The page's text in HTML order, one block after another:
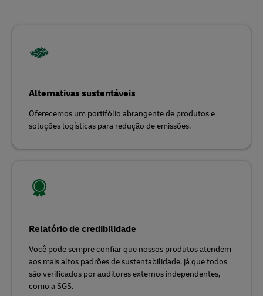
Alternativas sustentáveis
Oferecemos um portifólio abrangente de produtos e
soluções logísticas para redução de emissões.
Relatório de credibilidade
Você pode sempre confiar que nossos produtos atendem
aos mais altos padrões de sustentabilidade, já que todos
são verificados por auditores externos independentes,
como a SGS.